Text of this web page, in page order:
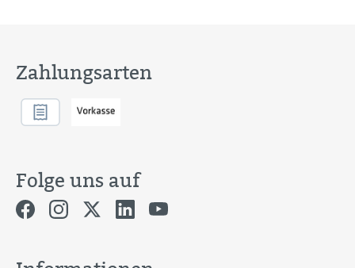
Zahlungsarten
Folge uns auf